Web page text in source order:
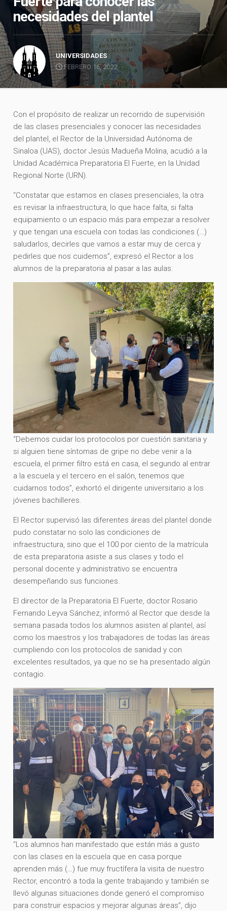
necesidades del plantel
UNIVERSIDADES
FEBRERO 16, 2022
Con el propósito de realizar un recorrido de supervisión
de las clases presenciales y conocer las necesidades
del plantel, el Rector de la Universidad Autónoma de
Sinaloa (UAS), doctor Jesús Madueña Molina, acudió a la
Unidad Académica Preparatoria El Fuerte, en la Unidad
Regional Norte (URN).
“Constatar que estamos en clases presenciales, la otra
es revisar la infraestructura, lo que hace falta, si falta
equipamiento o un espacio más para empezar a resolver
y que tengan una escuela con todas las condiciones (…)
saludarlos, decirles que vamos a estar muy de cerca y
pedirles que nos cuidemos”, expresó el Rector a los
alumnos de la preparatoria al pasar a las aulas.
“Debemos cuidar los protocolos por cuestión sanitaria y
si alguien tiene síntomas de gripe no debe venir a la
escuela, el primer filtro está en casa, el segundo al entrar
a la escuela y el tercero en el salón, tenemos que
cuidarnos todos”, exhortó el dirigente universitario a los
jóvenes bachilleres.
El Rector supervisó las diferentes áreas del plantel donde
pudo constatar no solo las condiciones de
infraestructura, sino que el 100 por ciento de la matrícula
de esta preparatoria asiste a sus clases y todo el
personal docente y administrativo se encuentra
desempeñando sus funciones.
El director de la Preparatoria El Fuerte, doctor Rosario
Fernando Leyva Sánchez, informó al Rector que desde la
semana pasada todos los alumnos asisten al plantel, así
como los maestros y los trabajadores de todas las áreas
cumpliendo con los protocolos de sanidad y con
excelentes resultados, ya que no se ha presentado algún
contagio.
“Los alumnos han manifestado que están más a gusto
con las clases en la escuela que en casa porque
aprenden más (…) fue muy fructífera la visita de nuestro
Rector, encontró a toda la gente trabajando y también se
llevó algunas situaciones donde generó el compromiso
para construir espacios y mejorar algunas áreas”, dijo